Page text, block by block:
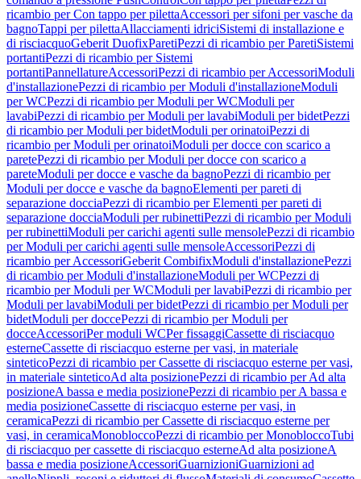
ricambio per Con tappo per pilettaAccessori per sifoni per vasche da
bagnoTappi per pilettaAllacciamenti idriciSistemi di installazione e
di risciacquoGeberit DuofixParetiPezzi di ricambio per ParetiSistemi
portantiPezzi di ricambio per Sistemi
portantiPannellatureAccessoriPezzi di ricambio per AccessoriModuli
d'installazionePezzi di ricambio per Moduli d'installazioneModuli
per WCPezzi di ricambio per Moduli per WCModuli per
lavabiPezzi di ricambio per Moduli per lavabiModuli per bidetPezzi
di ricambio per Moduli per bidetModuli per orinatoiPezzi di
ricambio per Moduli per orinatoiModuli per docce con scarico a
paretePezzi di ricambio per Moduli per docce con scarico a
pareteModuli per docce e vasche da bagnoPezzi di ricambio per
Moduli per docce e vasche da bagnoElementi per pareti di
separazione docciaPezzi di ricambio per Elementi per pareti di
separazione docciaModuli per rubinettiPezzi di ricambio per Moduli
per rubinettiModuli per carichi agenti sulle mensolePezzi di ricambio
per Moduli per carichi agenti sulle mensoleAccessoriPezzi di
ricambio per AccessoriGeberit CombifixModuli d'installazionePezzi
di ricambio per Moduli d'installazioneModuli per WCPezzi di
ricambio per Moduli per WCModuli per lavabiPezzi di ricambio per
Moduli per lavabiModuli per bidetPezzi di ricambio per Moduli per
bidetModuli per doccePezzi di ricambio per Moduli per
docceAccessoriPer moduli WCPer fissaggiCassette di risciacquo
esterneCassette di risciacquo esterne per vasi, in materiale
sinteticoPezzi di ricambio per Cassette di risciacquo esterne per vasi,
in materiale sinteticoAd alta posizionePezzi di ricambio per Ad alta
posizioneA bassa e media posizionePezzi di ricambio per A bassa e
media posizioneCassette di risciacquo esterne per vasi, in
ceramicaPezzi di ricambio per Cassette di risciacquo esterne per
vasi, in ceramicaMonobloccoPezzi di ricambio per MonobloccoTubi
di risciacquo per cassette di risciacquo esterneAd alta posizioneA
bassa e media posizioneAccessoriGuarnizioniGuarnizioni ad